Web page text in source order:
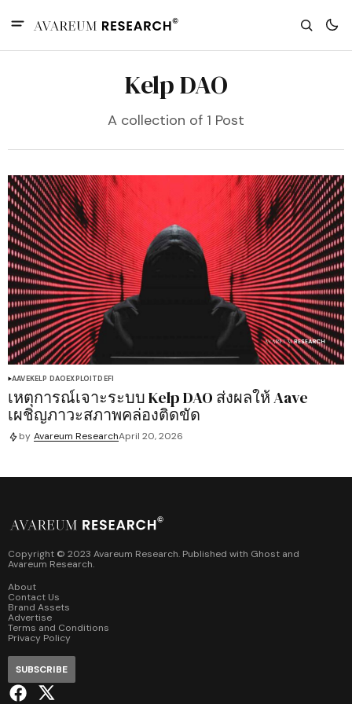
Kelp DAO
A collection of 1 Post
AAVEKELP DAOEXPLOITDEFI
เหตุการณ์เจาะระบบ Kelp DAO ส่งผลให้ Aave
เผชิญภาวะสภาพคล่องติดขัด
by Avareum ResearchApril 20, 2026
Copyright © 2023 Avareum Research. Published with Ghost and
Avareum Research.
About
Contact Us
Brand Assets
Advertise
Terms and Conditions
Privacy Policy
SUBSCRIBE